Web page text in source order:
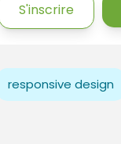
S'inscrire
responsive design